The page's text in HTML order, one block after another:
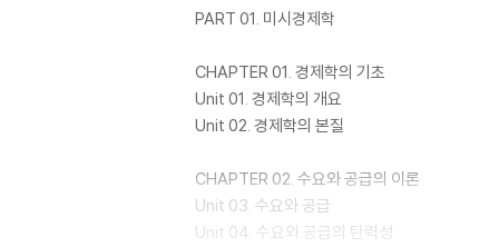
본 교재에서는 최대한 자세하고 풍부한 해설이
해설은 물론 오답지문이 왜 오답인지에 대한 상
다. 빈출지문의 경우 문항에 따라 정답지문으로
PART 01. 미시경제학
CHAPTER 01. 경제학의 기초
Unit 01. 경제학의 개요
Unit 02. 경제학의 본질
CHAPTER 02. 수요와 공급의 이론
Unit 03. 수요와 공급
Unit 04. 수요와 공급의 탄력성